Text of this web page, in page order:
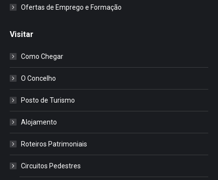
Ofertas de Emprego e Formação
Visitar
Como Chegar
O Concelho
Posto de Turismo
Alojamento
Roteiros Patrimoniais
Circuitos Pedestres